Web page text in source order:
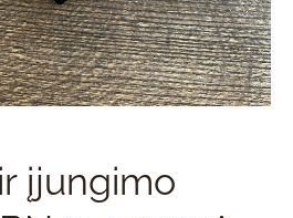
įjungimo